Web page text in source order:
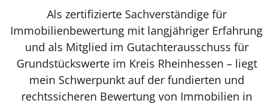
Als zertifizierte Sachverständige für
Immobilienbewertung mit langjähriger Erfahrung
und als Mitglied im Gutachterausschuss für
Grundstückswerte im Kreis Rheinhessen – liegt
mein Schwerpunkt auf der fundierten und
rechtssicheren Bewertung von Immobilien in